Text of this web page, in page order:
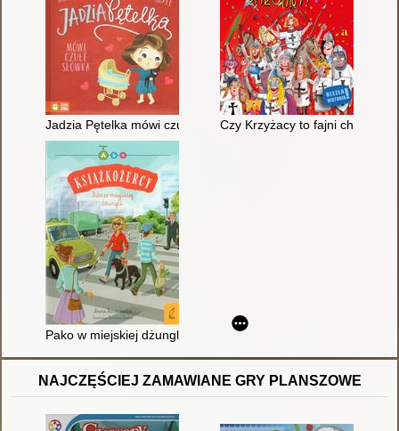
Jadzia Pętelka mówi czułe słówkaCzy Krzyżacy to fajni chłopacy?
Pako w miejskiej dżungli
NAJCZĘŚCIEJ ZAMAWIANE GRY PLANSZOWE